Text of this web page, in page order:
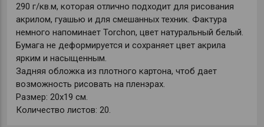
290 г/кв.м, которая отлично подходит для рисования
акрилом, гуашью и для смешанных техник. Фактура
немного напоминает Torchon, цвет натуральный белый.
Бумага не деформируется и сохраняет цвет акрила
ярким и насыщенным.
Задняя обложка из плотного картона, чтоб дает
возможность рисовать на пленэрах.
Размер: 20х19 см.
Количество листов: 20.